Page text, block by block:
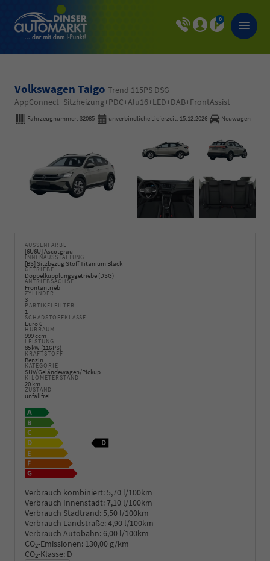
0
Volkswagen Taigo Trend 115PS DSG
AppConnect+Sitzheizung+PDC+Alu16+LED+DAB+FrontAssist
Fahrzeugnummer: 32085 unverbindliche Lieferzeit: 15.12.2026 Neuwagen
AUSSENFARBE
[6U6U] Ascotgrau
INNENAUSSTATTUNG
[BS] Sitzbezug Stoff Titanium Black
GETRIEBE
Doppelkupplungsgetriebe (DSG)
ANTRIEBSACHSE
Frontantrieb
ZYLINDER
3
PARTIKELFILTER
1
SCHADSTOFFKLASSE
Euro 6
HUBRAUM
999 ccm
LEISTUNG
85 kW (116 PS)
KRAFTSTOFF
Benzin
KATEGORIE
SUV/Geländewagen/Pickup
KILOMETERSTAND
20 km
ZUSTAND
unfallfrei
Verbrauch kombiniert:5,70 l/100km
Verbrauch Innenstadt:7,10 l/100km
Verbrauch Stadtrand:5,50 l/100km
Verbrauch Landstraße:4,90 l/100km
Verbrauch Autobahn: 6,00 l/100km
CO2-Emissionen: 130,00 g/km
CO2-Klasse: D